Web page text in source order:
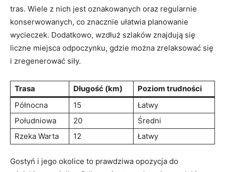
tras. Wiele z nich jest oznakowanych oraz regularnie‍
konserwowanych, co znacznie ułatwia planowanie
wycieczek. Dodatkowo, wzdłuż ‌szlaków znajdują ⁤się‌
liczne miejsca odpoczynku, gdzie można zrelaksować się
i zregenerować siły.
Trasa Długość (km)
Poziom trudności
Północna
15
Łatwy
Południowa
20
Średni
Rzeka Warta
12 Łatwy
Gostyń i jego okolice to prawdziwa opozycja do​